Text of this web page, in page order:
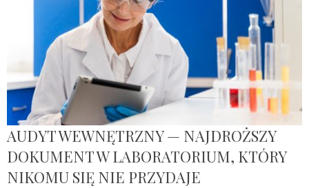
AUDYT WEWNĘTRZNY — NAJDROŻSZY
DOKUMENT W LABORATORIUM, KTÓRY
NIKOMU SIĘ NIE PRZYDAJE